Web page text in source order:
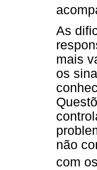
As
mais
os
não
com